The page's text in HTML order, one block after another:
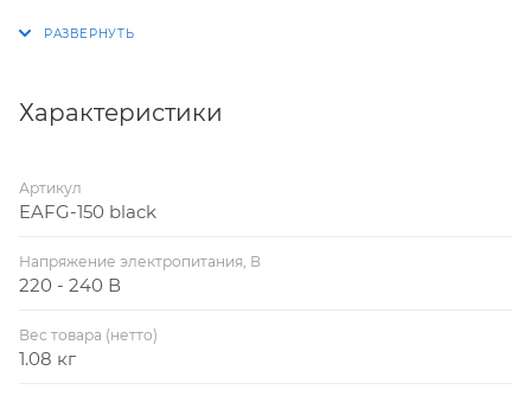
Характеристики
Артикул
EAFG-150 black
Напряжение электропитания, В
220 - 240 В
Вес товара (нетто)
1.08 кг